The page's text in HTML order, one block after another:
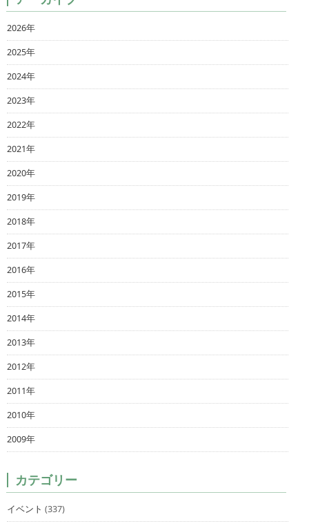
2026年
2025年
2024年
2023年
2022年
2021年
2020年
2019年
2018年
2017年
2016年
2015年
2014年
2013年
2012年
2011年
2010年
2009年
カテゴリー
イベント (337)